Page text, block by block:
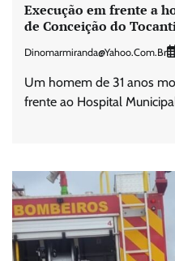
Execução em frente a
de Conceição do
Dinomarmiranda@yahoo.com.br
Um homem de 31 anos
frente ao Hospital